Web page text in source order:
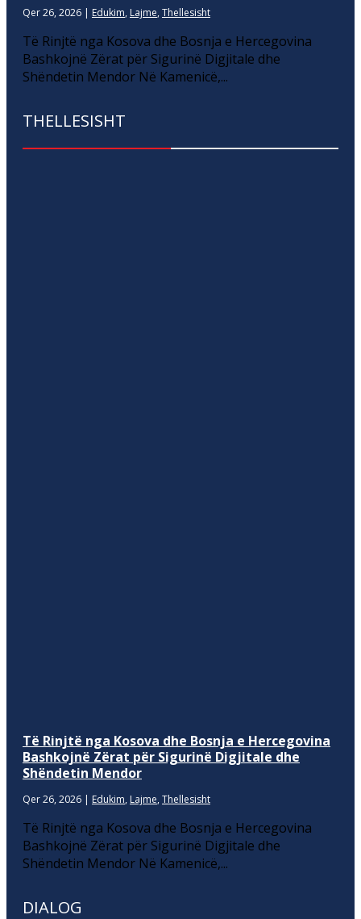
Qer 26, 2026 | Edukim, Lajme, Thellesisht
Të Rinjtë nga Kosova dhe Bosnja e Hercegovina
Bashkojnë Zërat për Sigurinë Digjitale dhe
Shëndetin Mendor Në Kamenicë,...
THELLESISHT
Të Rinjtë nga Kosova dhe Bosnja e Hercegovina
Bashkojnë Zërat për Sigurinë Digjitale dhe
Shëndetin Mendor
Qer 26, 2026 | Edukim, Lajme, Thellesisht
Të Rinjtë nga Kosova dhe Bosnja e Hercegovina
Bashkojnë Zërat për Sigurinë Digjitale dhe
Shëndetin Mendor Në Kamenicë,...
DIALOG